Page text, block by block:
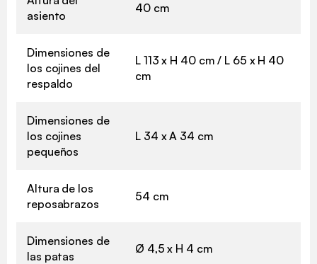
asiento
40 cm
Dimensiones de
los cojines del
respaldo
L 113 x H 40 cm / L 65 x H 40
cm
Dimensiones de
los cojines
pequeños
L 34 x A 34 cm
Altura de los
reposabrazos
54 cm
Dimensiones de
las patas
Ø 4,5 x H 4 cm